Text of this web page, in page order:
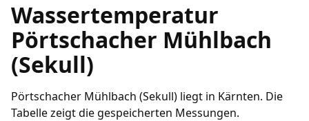
Wassertemperatur
Pörtschacher Mühlbach
(Sekull)
Pörtschacher Mühlbach (Sekull) liegt in Kärnten. Die
Tabelle zeigt die gespeicherten Messungen.